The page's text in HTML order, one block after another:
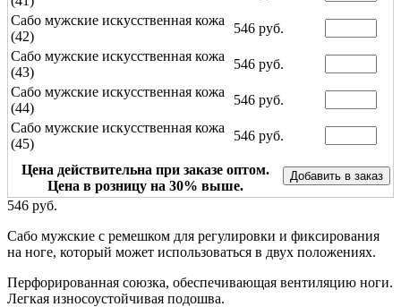
Сабо мужские искусственная кожа
(42)
546 руб.
Сабо мужские искусственная кожа
(43)
546 руб.
Сабо мужские искусственная кожа
(44)
546 руб.
Сабо мужские искусственная кожа
(45)
546 руб.
Цена действительна при заказе оптом.
Цена в розницу на 30% выше.
546 руб.
Сабо мужские с ремешком для регулировки и фиксирования
на ноге, который может использоваться в двух положениях.
Перфорированная союзка, обеспечивающая вентиляцию ноги.
Легкая износоустойчивая подошва.